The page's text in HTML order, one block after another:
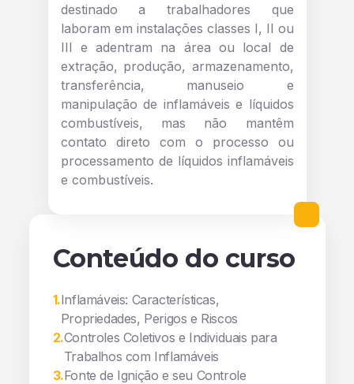
destinado a trabalhadores que
laboram em instalações classes I, II ou
III e adentram na área ou local de
extração, produção, armazenamento,
transferência, manuseio e
manipulação de inflamáveis e líquidos
combustíveis, mas não mantêm
contato direto com o processo ou
processamento de líquidos inflamáveis
e combustíveis.
Conteúdo do curso
1.Inflamáveis: Características,
Propriedades, Perigos e Riscos
2.Controles Coletivos e Individuais para
Trabalhos com Inflamáveis
3.Fonte de Ignição e seu Controle